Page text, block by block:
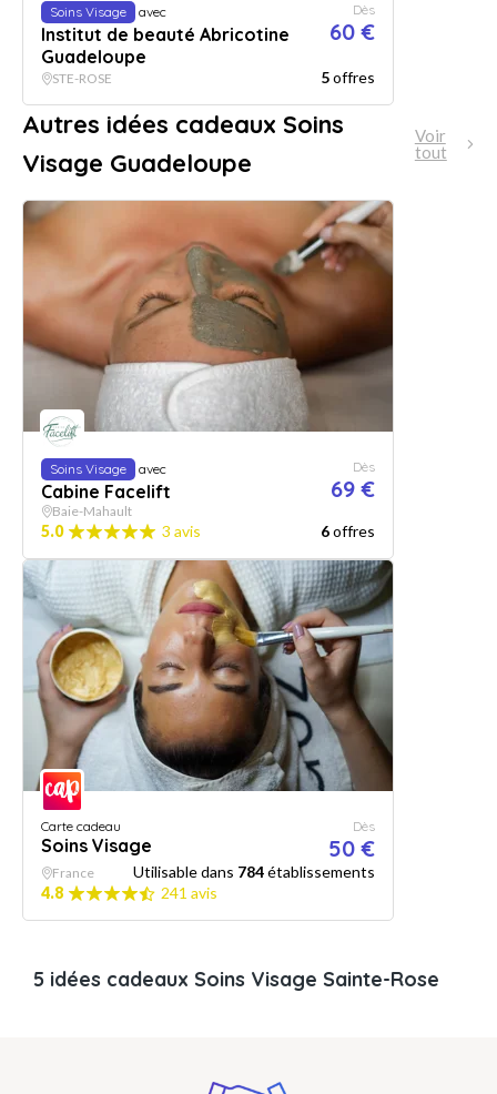
Soins Visage avec
Institut de beauté Abricotine
Guadeloupe
Dès
60 €
STE-ROSE 5offres
Autres idées cadeaux Soins
Visage Guadeloupe
Voir
tout
Soins Visage avec
Cabine Facelift
Dès
69 €
Baie-Mahault
5.0 3 avis 6offres
Carte cadeau
Soins Visage
Dès
50 €
France Utilisable dans 784établissements
4.8
241 avis
5 idées cadeaux Soins Visage Sainte-Rose